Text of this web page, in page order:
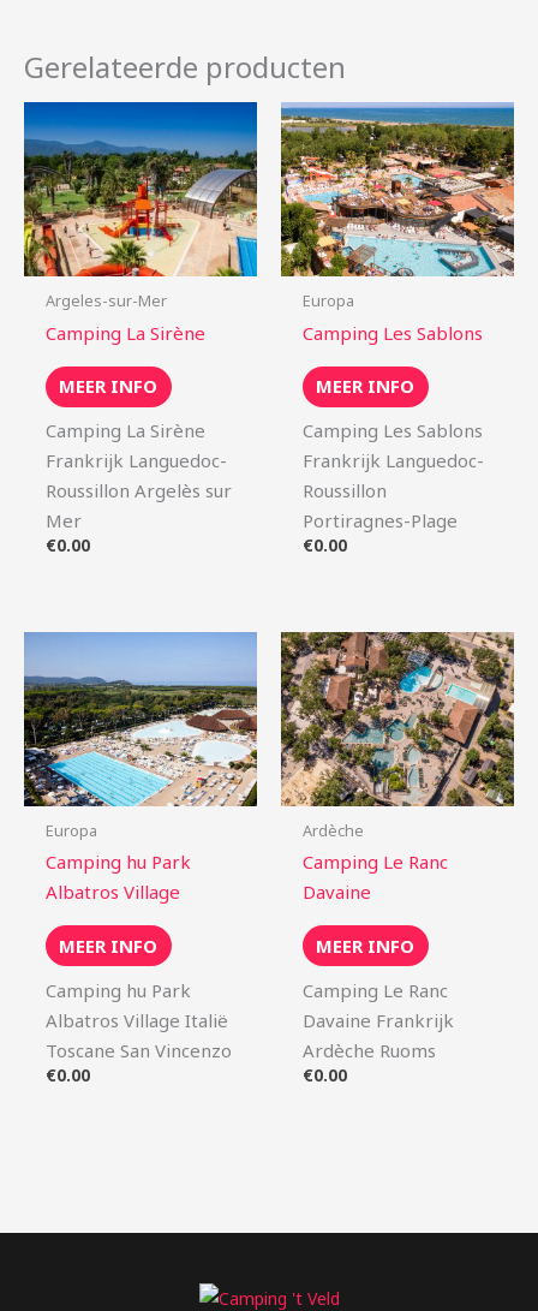
Gerelateerde producten
Argeles-sur-Mer
Camping La Sirène
MEER INFO
Camping La Sirène
Frankrijk Languedoc-
Roussillon Argelès sur
Mer
€0.00
Europa
Camping Les Sablons
MEER INFO
Camping Les Sablons
Frankrijk Languedoc-
Roussillon
Portiragnes-Plage
€0.00
Europa
Camping hu Park
Albatros Village
MEER INFO
Camping hu Park
Albatros Village Italië
Toscane San Vincenzo
€0.00
Ardèche
Camping Le Ranc
Davaine
MEER INFO
Camping Le Ranc
Davaine Frankrijk
Ardèche Ruoms
€0.00